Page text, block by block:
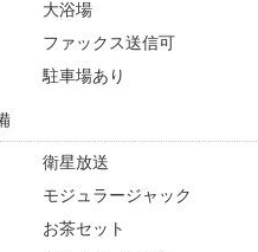
大浴場
ファックス送信可
駐車場あり
衛星放送
モジュラージャック
お茶セット